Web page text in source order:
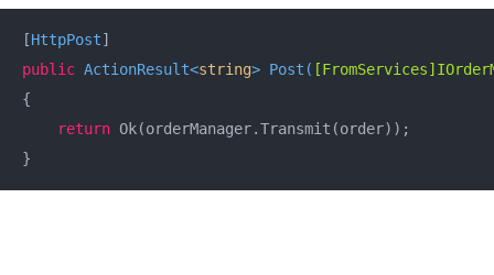
[HttpPost
public ActionResult<string> Post (
{
return Ok(orderManager.Transmit(order));
}